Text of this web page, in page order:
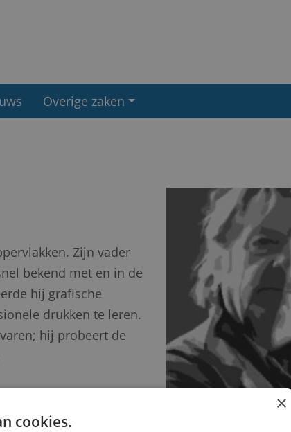
Overige zaken
Zijn vader
bekend met en in de
hij grafische
drukken te leren.
hij probeert de
×
cookies.